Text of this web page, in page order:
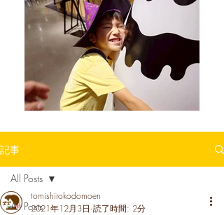
記事
All Posts
All Posts
tomishirokodomoen
2021年12月3日 読了時間: 2分